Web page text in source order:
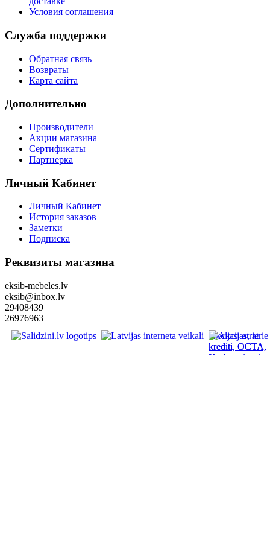
Условия соглашения
Служба поддержки
Обратная связь
Возвраты
Карта сайта
Дополнительно
Производители
Акции магазина
Сертификаты
Партнерка
Личный Кабинет
Личный Кабинет
История заказов
Заметки
Подписка
Реквизиты магазина
eksib-mebeles.lv
eksib@inbox.lv
29408439
26976963
Akcijas, atrie
krediti, OCTA,
Kasko,